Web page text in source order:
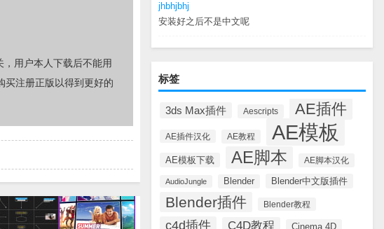
jhbhjbhj
安装好之后不是中文呢
标签
3ds Max插件 Aescripts AE插件
AE插件汉化 AE教程 AE模板
AE模板下载 AE脚本 AE脚本汉化
AudioJungle Blender Blender中文版插件
Blender插件 Blender教程
c4d插件 C4D教程 Cinema 4D
用户本人下载后不能用
买注册正版以得到更好的